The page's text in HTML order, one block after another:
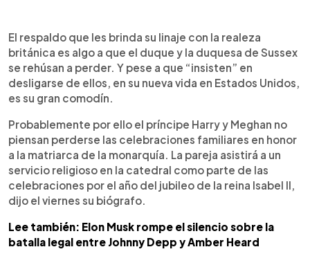
► Escuchar artículo
El respaldo que les brinda su linaje con la realeza
británica es algo a que el duque y la duquesa de Sussex
se rehúsan a perder. Y pese a que “insisten” en
desligarse de ellos, en su nueva vida en Estados Unidos,
es su gran comodín.
Probablemente por ello el príncipe Harry y Meghan no
piensan perderse las celebraciones familiares en honor
a la matriarca de la monarquía. La pareja asistirá a un
servicio religioso en la catedral como parte de las
celebraciones por el año del jubileo de la reina Isabel II,
dijo el viernes su biógrafo.
Lee también: Elon Musk rompe el silencio sobre la
batalla legal entre Johnny Depp y Amber Heard